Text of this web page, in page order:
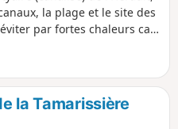
l’organisation des jardins et
la plage et le site des
par fortes chaleurs car
la Tamarissière